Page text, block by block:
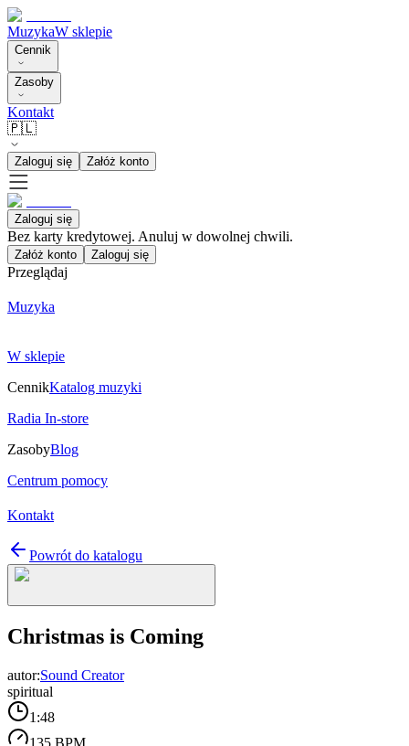
MuzykaW sklepie
Cennik
Zasoby
Kontakt
🇵🇱
Zaloguj się Załóż konto
Zaloguj się
Bez karty kredytowej. Anuluj w dowolnej chwili.
Załóż konto Zaloguj się
Przeglądaj
Muzyka
W sklepie
CennikKatalog muzyki
Radia In-store
ZasobyBlog
Centrum pomocy
Kontakt
Powrót do katalogu
Christmas is Coming
autor:Sound Creator
spiritual
1:48
135 BPM